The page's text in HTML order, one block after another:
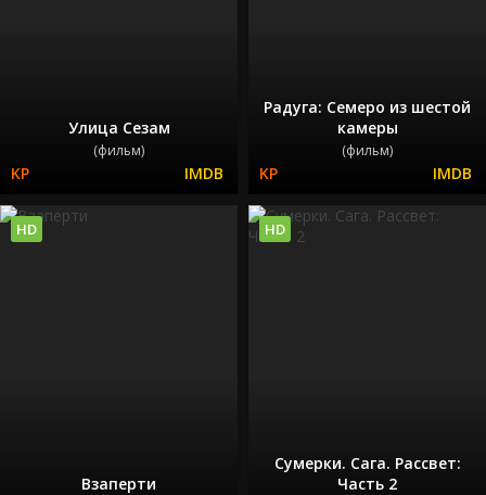
Улица Сезам
(фильм)
Радуга: Семеро из шестой
камеры
(фильм)
Взаперти
HD
Сумерки. Сага. Рассвет:
Часть 2
HD